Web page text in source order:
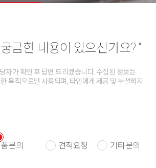
금한 내용이 있으신가요? "
자가 확인 후 답변 드리겠습니다. 수집된 정보는
목적으로만 사용되며, 타인에게 제공 및 누설하지
문의 견적요청 기타문의